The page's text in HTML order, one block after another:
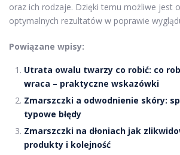
oraz ich rodzaje. Dzięki temu możliwe jest
optymalnych rezultatów w poprawie
Powiązane wpisy:
Utrata owalu twarzy co robić: co
wraca – praktyczne wskazówki
Zmarszczki a odwodnienie skóry:
typowe błędy
Zmarszczki na dłoniach jak
produkty i kolejność